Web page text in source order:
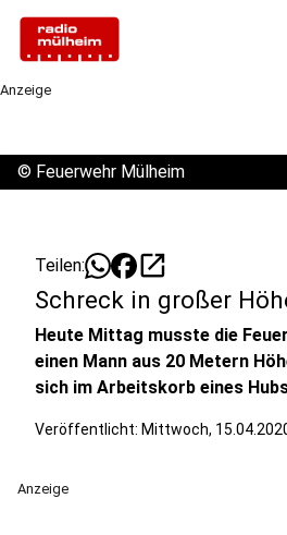
Anzeige
© Feuerwehr Mülheim
Teilen: open_in_new
Schreck in großer
Heute Mittag musste die
einen Mann aus 20 Metern
sich im Arbeitskorb eines
Veröffentlicht: Mittwoch,
Anzeige